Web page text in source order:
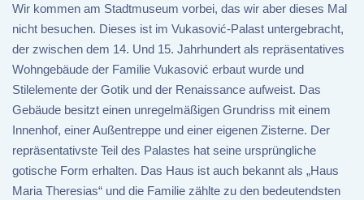
Wir kommen am Stadtmuseum vorbei, das wir aber dieses Mal
nicht besuchen. Dieses ist im Vukasović-Palast untergebracht,
der zwischen dem 14. Und 15. Jahrhundert als repräsentatives
Wohngebäude der Familie Vukasović erbaut wurde und
Stilelemente der Gotik und der Renaissance aufweist. Das
Gebäude besitzt einen unregelmäßigen Grundriss mit einem
Innenhof, einer Außentreppe und einer eigenen Zisterne. Der
repräsentativste Teil des Palastes hat seine ursprüngliche
gotische Form erhalten. Das Haus ist auch bekannt als „Haus
Maria Theresias“ und die Familie zählte zu den bedeutendsten